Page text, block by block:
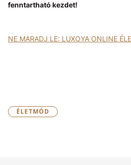
fenntartható kezdet!
NE MARADJ LE: LUXOYA ONLINE
ÉLETMÓD